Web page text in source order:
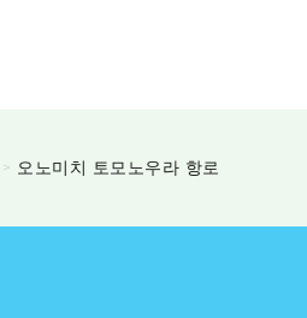
오노미치 토모노우라 항로